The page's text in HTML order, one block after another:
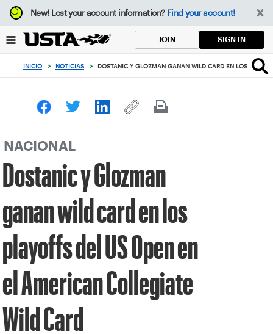
Enfoque
desde
botón
volver
principio
New!Lost your account information? Find your account!
JOIN SIGN IN
INICIO > NOTICIAS > DOSTANIC Y GLOZMAN GANAN WILD CARD EN LOS
NACIONAL
Dostanic y Glozman
ganan wild card en los
playoffs del US Open en
el American Collegiate
Wild Card